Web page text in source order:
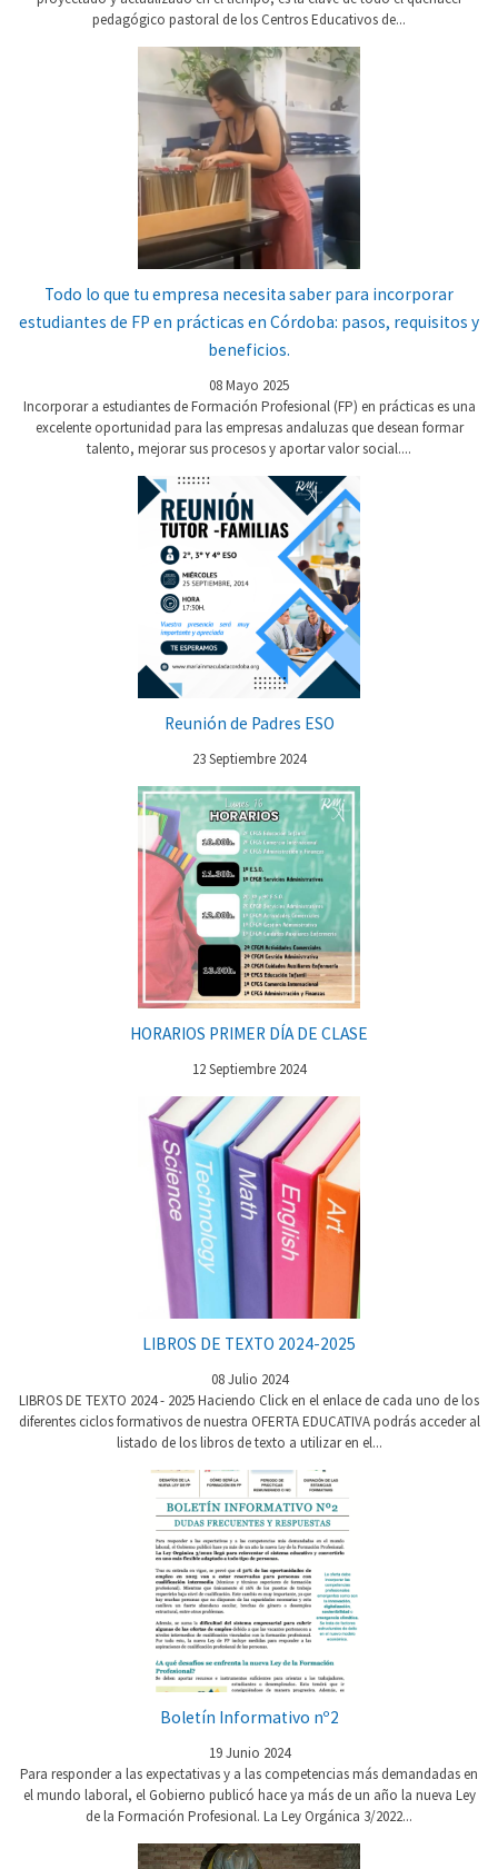
pedagógico pastoral de los Centros Educativos de...
Todo lo que tu empresa necesita saber para incorporar
estudiantes de FP en prácticas en Córdoba: pasos, requisitos y
beneficios.
08 Mayo 2025
Incorporar a estudiantes de Formación Profesional (FP) en prácticas es una
excelente oportunidad para las empresas andaluzas que desean formar
talento, mejorar sus procesos y aportar valor social....
Reunión de Padres ESO
23 Septiembre 2024
HORARIOS PRIMER DÍA DE CLASE
12 Septiembre 2024
LIBROS DE TEXTO 2024-2025
08 Julio 2024
LIBROS DE TEXTO 2024 - 2025 Haciendo Click en el enlace de cada uno de los
diferentes ciclos formativos de nuestra OFERTA EDUCATIVA podrás acceder al
listado de los libros de texto a utilizar en el...
Boletín Informativo nº2
19 Junio 2024
Para responder a las expectativas y a las competencias más demandadas en
el mundo laboral, el Gobierno publicó hace ya más de un año la nueva Ley
de la Formación Profesional. La Ley Orgánica 3/2022...